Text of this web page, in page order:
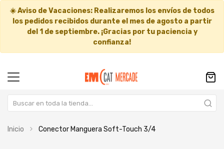
☀️Aviso de Vacaciones: Realizaremos los envíos de todos
los pedidos recibidos durante el mes de agosto a partir
del 1 de septiembre. ¡Gracias por tu paciencia y
confianza!
Inicio Conector Manguera Soft-Touch 3/4